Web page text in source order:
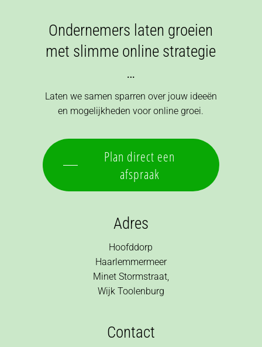
Ondernemers laten groeien
met slimme online strategie
…
Laten we samen sparren over jouw ideeën
en mogelijkheden voor online groei.
Plan direct een
afspraak
Adres
Hoofddorp
Haarlemmermeer
Minet Stormstraat,
Wijk Toolenburg
Contact